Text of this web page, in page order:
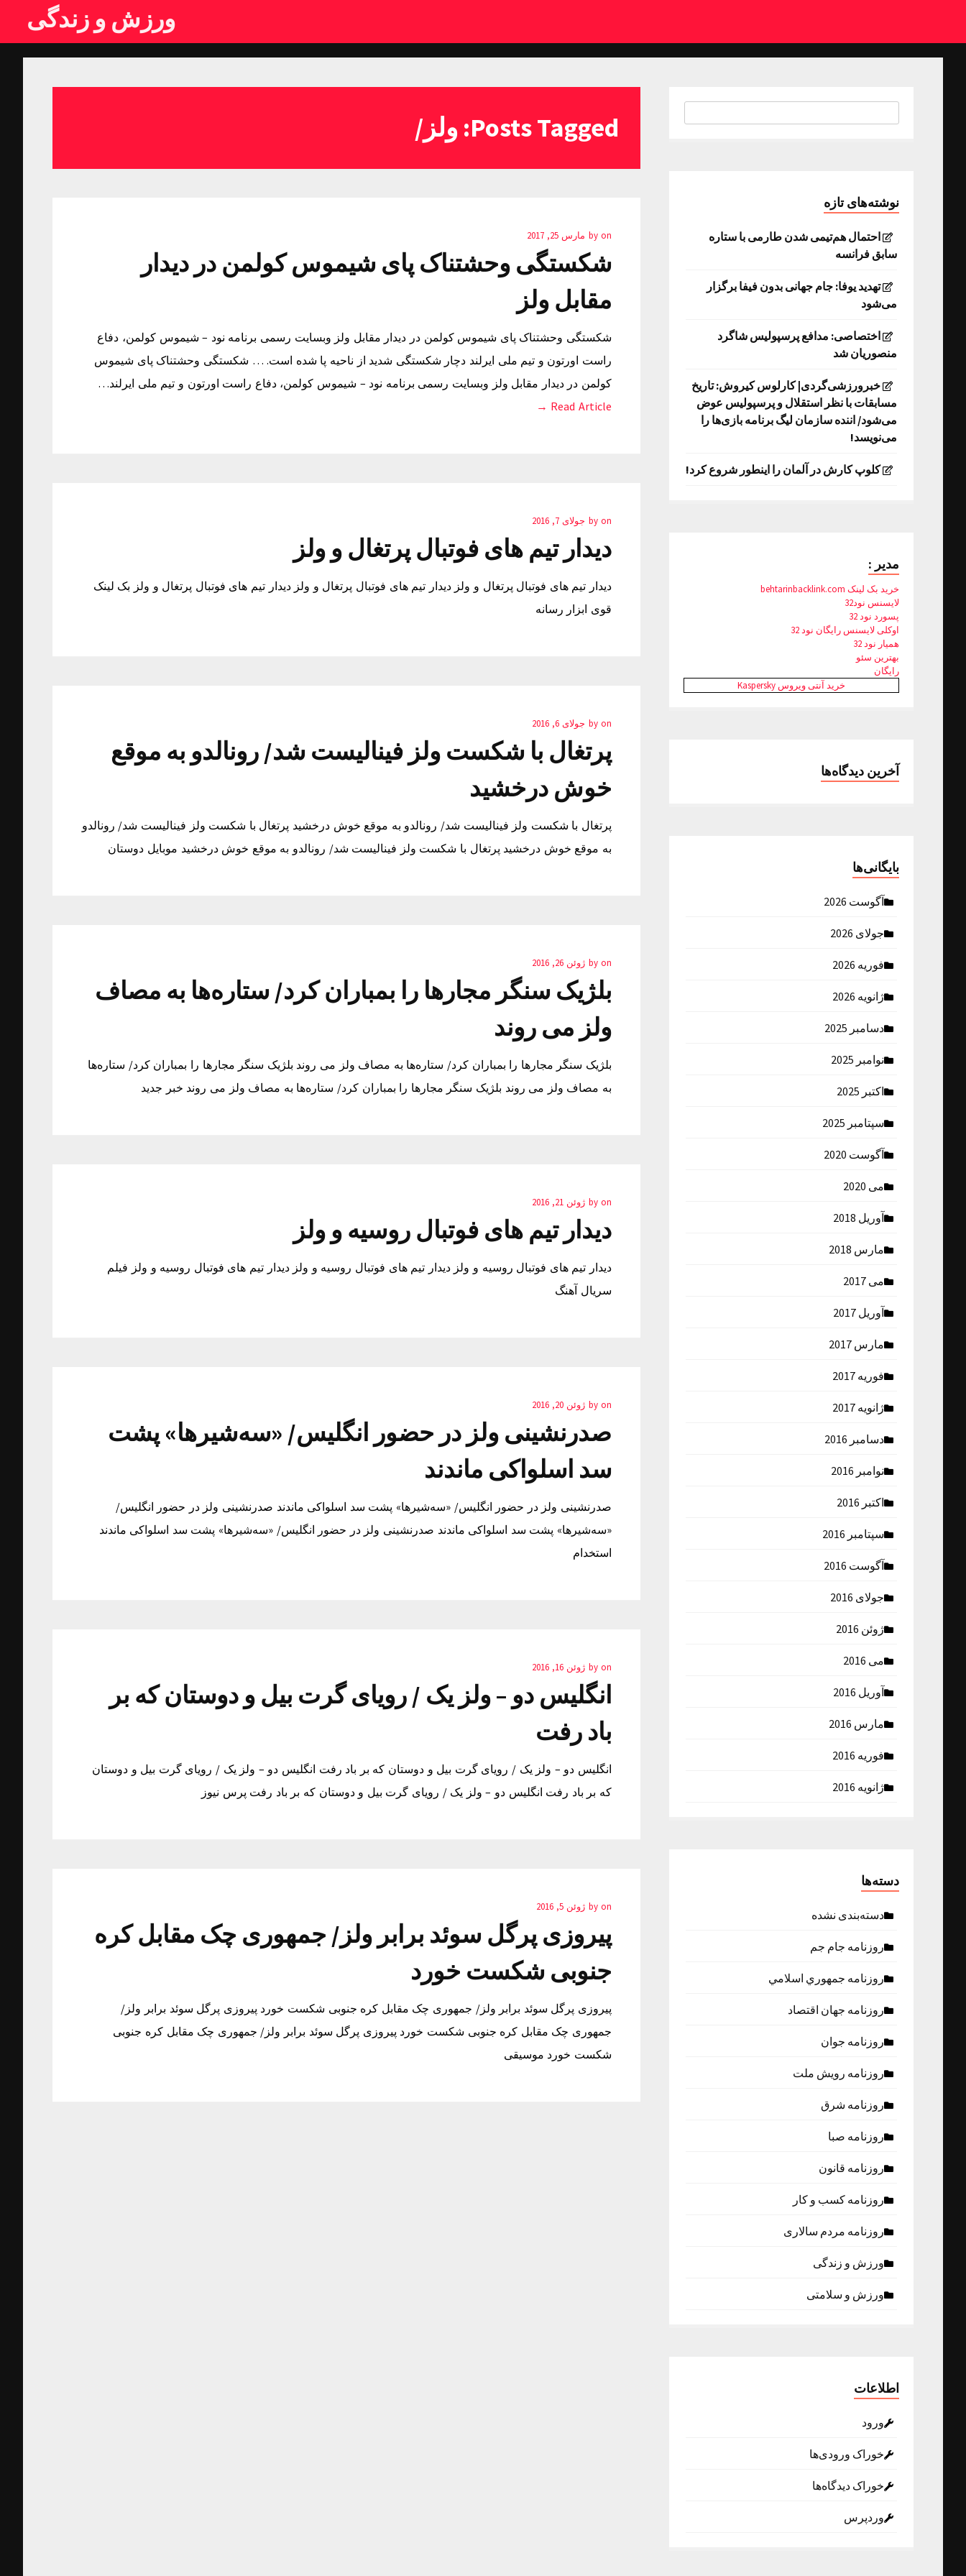
ورزش و زندگی
Posts Tagged: ولز/
by on مارس 25, 2017
شکستگی وحشتناک پای شیموس کولمن در دیدار
مقابل ولز
شکستگی وحشتناک پای شیموس کولمن در دیدار مقابل ولز وبسایت رسمی برنامه نود – شیموس کولمن، دفاع
راست اورتون و تیم ملی ایرلند دچار شکستگی شدید از ناحیه پا شده است. … شکستگی وحشتناک پای شیموس
کولمن در دیدار مقابل ولز وبسایت رسمی برنامه نود – شیموس کولمن، دفاع راست اورتون و تیم ملی ایرلند…
Read Article →
by on جولای 7, 2016
دیدار تیم های فوتبال پرتغال و ولز
دیدار تیم های فوتبال پرتغال و ولز دیدار تیم های فوتبال پرتغال و ولز دیدار تیم های فوتبال پرتغال و ولز بک لینک
قوی ابزار رسانه
by on جولای 6, 2016
پرتغال با شکست ولز فینالیست شد/ رونالدو به موقع
خوش درخشید
پرتغال با شکست ولز فینالیست شد/ رونالدو به موقع خوش درخشید پرتغال با شکست ولز فینالیست شد/ رونالدو
به موقع خوش درخشید پرتغال با شکست ولز فینالیست شد/ رونالدو به موقع خوش درخشید موبایل دوستان
by on ژوئن 26, 2016
بلژیک سنگر مجارها را بمباران کرد/ ستاره‌ها به مصاف
ولز می روند
بلژیک سنگر مجارها را بمباران کرد/ ستاره‌ها به مصاف ولز می روند بلژیک سنگر مجارها را بمباران کرد/ ستاره‌ها
به مصاف ولز می روند بلژیک سنگر مجارها را بمباران کرد/ ستاره‌ها به مصاف ولز می روند خبر جدید
by on ژوئن 21, 2016
دیدار تیم های فوتبال روسیه و ولز
دیدار تیم های فوتبال روسیه و ولز دیدار تیم های فوتبال روسیه و ولز دیدار تیم های فوتبال روسیه و ولز فیلم
سریال آهنگ
by on ژوئن 20, 2016
صدرنشینی ولز در حضور انگلیس/ «سه‌شیرها» پشت
سد اسلواکی ماندند
صدرنشینی ولز در حضور انگلیس/ «سه‌شیرها» پشت سد اسلواکی ماندند صدرنشینی ولز در حضور انگلیس/
«سه‌شیرها» پشت سد اسلواکی ماندند صدرنشینی ولز در حضور انگلیس/ «سه‌شیرها» پشت سد اسلواکی ماندند
استخدام
by on ژوئن 16, 2016
انگلیس دو – ولز یک / رویای گرت بیل و دوستان که بر
باد رفت
انگلیس دو – ولز یک / رویای گرت بیل و دوستان که بر باد رفت انگلیس دو – ولز یک / رویای گرت بیل و دوستان
که بر باد رفت انگلیس دو – ولز یک / رویای گرت بیل و دوستان که بر باد رفت پرس نیوز
by on ژوئن 5, 2016
پیروزی پرگل سوئد برابر ولز/ جمهوری چک مقابل کره
جنوبی شکست خورد
پیروزی پرگل سوئد برابر ولز/ جمهوری چک مقابل کره جنوبی شکست خورد پیروزی پرگل سوئد برابر ولز/
جمهوری چک مقابل کره جنوبی شکست خورد پیروزی پرگل سوئد برابر ولز/ جمهوری چک مقابل کره جنوبی
شکست خورد موسیقی
نوشته‌های تازه
احتمال هم‌تیمی شدن طارمی با ستاره
سابق فرانسه
تهدید یوفا: جام جهانی بدون فیفا برگزار
می‌شود
اختصاصی: مدافع پرسپولیس شاگرد
منصوریان شد
خبرورزشی‌گردی| کارلوس کیروش: تاریخ
مسابقات با نظر استقلال و پرسپولیس عوض
می‌شود/ اننده سازمان لیگ برنامه بازی‌ها را
می‌نویسد!
کلوپ کارش در آلمان را اینطور شروع کرد!
مدیر :
خرید بک لینک behtarinbacklink.com
لایسنس نود32
پسورد نود 32
اوکلی لایسنس رایگان نود 32
همیار نود 32
بهترین سئو
رایگان
خرید آنتی ویروس Kaspersky
آخرین دیدگاه‌ها
بایگانی‌ها
آگوست 2026
جولای 2026
فوریه 2026
ژانویه 2026
دسامبر 2025
نوامبر 2025
اکتبر 2025
سپتامبر 2025
آگوست 2020
می 2020
آوریل 2018
مارس 2018
می 2017
آوریل 2017
مارس 2017
فوریه 2017
ژانویه 2017
دسامبر 2016
نوامبر 2016
اکتبر 2016
سپتامبر 2016
آگوست 2016
جولای 2016
ژوئن 2016
می 2016
آوریل 2016
مارس 2016
فوریه 2016
ژانویه 2016
دسته‌ها
دسته‌بندی نشده
روزنامه جام جم
روزنامه جمهوري اسلامي
روزنامه جهان اقتصاد
روزنامه جوان
روزنامه رویش ملت
روزنامه شرق
روزنامه صبا
روزنامه قانون
روزنامه كسب و كار
روزنامه مردم سالاری
ورزش و زندگی
ورزش و سلامتی
اطلاعات
ورود
خوراک ورودی‌ها
خوراک دیدگاه‌ها
وردپرس